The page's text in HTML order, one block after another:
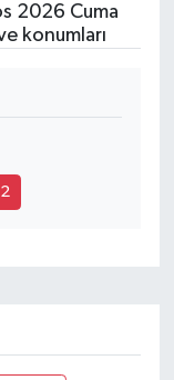
2026 Cuma
konumları